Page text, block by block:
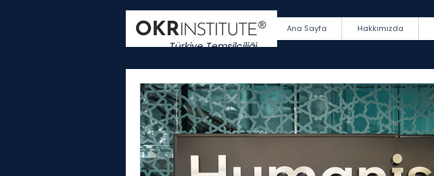
Türkiye Temsilciliği
Ana Sayfa Hakkımızda